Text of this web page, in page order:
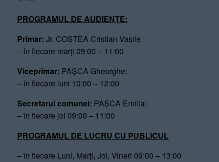
PROGRAMUL DE AUDIENȚE:
Primar: Jr. COSTEA Cristian Vasile
– în fiecare marți 09:00 – 11:00
Viceprimar: PAȘCA Gheorghe:
– în fiecare luni 10:00 – 12:00
Secretarul comunei: PAȘCA Emilia:
– în fiecare joi 09:00 – 11:00
PROGRAMUL DE LUCRU CU PUBLICUL
– în fiecare Luni, Marți, Joi, Vineri 09:00 – 13:00